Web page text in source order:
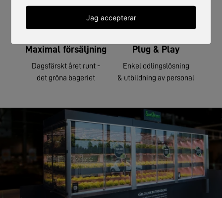
Jag accepterar
Maximal försäljning
Dagsfärskt året runt -
det gröna bageriet
Plug & Play
Enkel odlingslösning
& utbildning av personal